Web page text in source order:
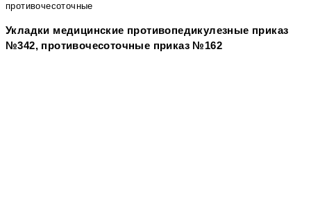
противочесоточные
Укладки медицинские противопедикулезные приказ
№342, противочесоточные приказ №162